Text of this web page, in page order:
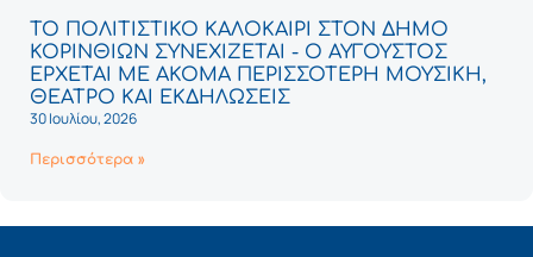
ΤΟ ΠΟΛΙΤΙΣΤΙΚΟ ΚΑΛΟΚΑΙΡΙ ΣΤΟΝ ΔΗΜΟ
ΚΟΡΙΝΘΙΩΝ ΣΥΝΕΧΙΖΕΤΑΙ - Ο ΑΥΓΟΥΣΤΟΣ
ΕΡΧΕΤΑΙ ΜΕ ΑΚΟΜΑ ΠΕΡΙΣΣΟΤΕΡΗ ΜΟΥΣΙΚΗ,
ΘΕΑΤΡΟ ΚΑΙ ΕΚΔΗΛΩΣΕΙΣ
30 Ιουλίου, 2026
Περισσότερα »